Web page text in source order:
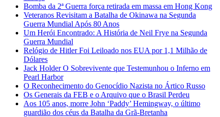
Bomba da 2ª Guerra força retirada em massa em Hong Kong
Veteranos Revisitam a Batalha de Okinawa na Segunda
Guerra Mundial Após 80 Anos
Um Herói Encontrado: A História de Neil Frye na Segunda
Guerra Mundial
Relógio de Hitler Foi Leiloado nos EUA por 1,1 Milhão de
Dólares
Jack Holder O Sobrevivente que Testemunhou o Inferno em
Pearl Harbor
O Reconhecimento do Genocídio Nazista no Ártico Russo
Os Generais da FEB e o Arquivo que o Brasil Perdeu
Aos 105 anos, morre John ‘Paddy’ Hemingway, o último
guardião dos céus da Batalha da Grã-Bretanha